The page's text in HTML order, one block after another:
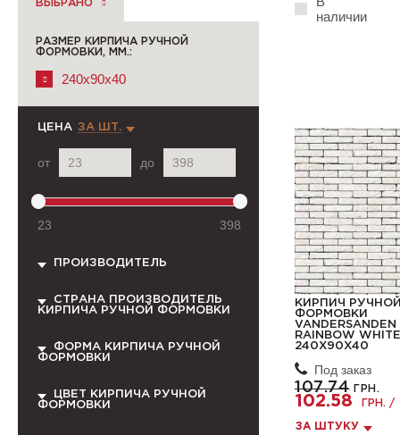
ВЫБРАНО
РАЗМЕР КИРПИЧА РУЧНОЙ
ФОРМОВКИ, ММ.:
240x90x40
ЦЕНА ЗА ШТ.
от до
23 398
ПРОИЗВОДИТЕЛЬ
СТРАНА ПРОИЗВОДИТЕЛЬ
КИРПИЧА РУЧНОЙ ФОРМОВКИ
ФОРМА КИРПИЧА РУЧНОЙ
ФОРМОВКИ
ЦВЕТ КИРПИЧА РУЧНОЙ
ФОРМОВКИ
наличии
КИРПИЧ
ФОРМОВКИ
RAINBOW
240X90X40
Под заказ
107.74ГРН.
102.58 ГРН. /
ЗА ШТУКУ